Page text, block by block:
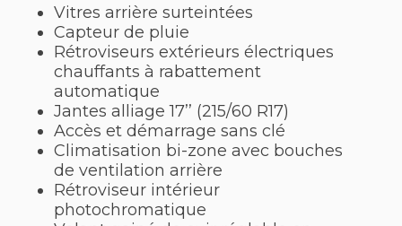
Vitres arrière surteintées
Capteur de pluie
Rétroviseurs extérieurs électriques
chauffants à rabattement
automatique
Jantes alliage 17’’ (215/60 R17)
Accès et démarrage sans clé
Climatisation bi-zone avec bouches
de ventilation arrière
Rétroviseur intérieur
photochromatique